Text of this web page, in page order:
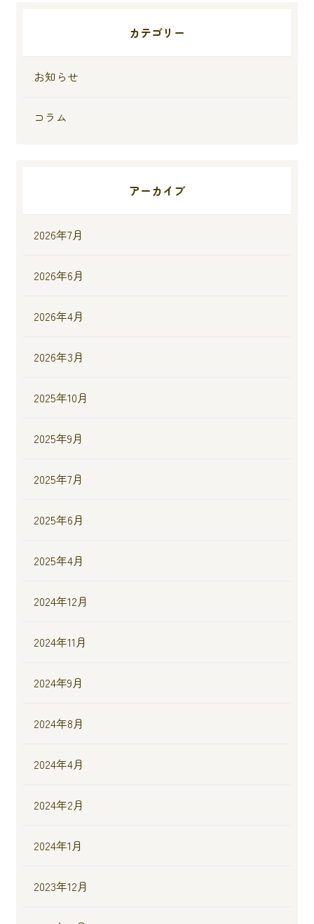
カテゴリー
お知らせ
コラム
アーカイブ
2026年7月
2026年6月
2026年4月
2026年3月
2025年10月
2025年9月
2025年7月
2025年6月
2025年4月
2024年12月
2024年11月
2024年9月
2024年8月
2024年4月
2024年2月
2024年1月
2023年12月